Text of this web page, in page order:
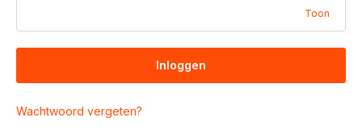
a
g
n
a
Toon
Inloggen
Wachtwoord vergeten?